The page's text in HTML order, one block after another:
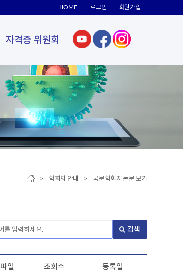
HOME 로그인 회원가입
자격증 위원회
> 학회지 안내 > 국문학회지 논문 보기
검색
파일 조회수 등록일